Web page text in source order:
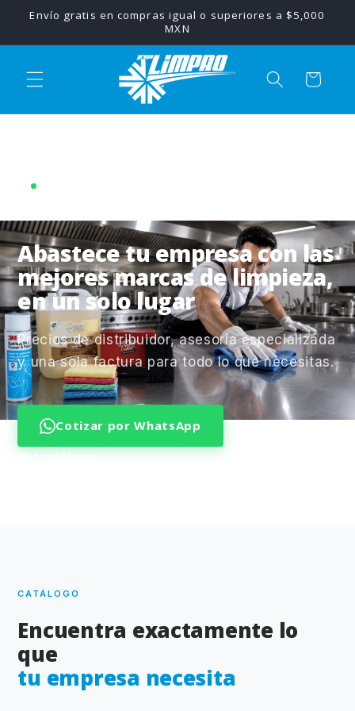
directamente
Envío gratis en compras igual o superiores a $5,000
MXN
Carrito
Abastece tu empresa con las
mejores marcas de limpieza,
en un solo lugar
Precios de distribuidor, asesoría especializada
y una sola factura para todo lo que necesitas.
Cotizar por WhatsApp
Ver catálogo →
CATÁLOGO
Encuentra exactamente lo
que
tu empresa necesita